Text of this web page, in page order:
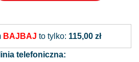
BAJBAJ to tylko: 115,00 zł
telefoniczna: